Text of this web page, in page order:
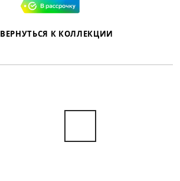
ВЕРНУТЬСЯ К КОЛЛЕКЦИИ